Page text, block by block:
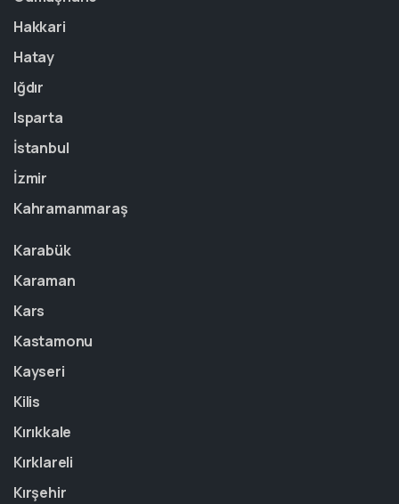
Hakkari
Hatay
Iğdır
Isparta
İstanbul
İzmir
Kahramanmaraş
Karabük
Karaman
Kars
Kastamonu
Kayseri
Kilis
Kırıkkale
Kırklareli
Kırşehir